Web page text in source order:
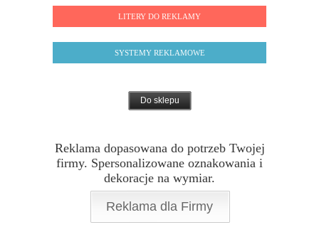
LITERY DO REKLAMY
SYSTEMY REKLAMOWE
Do sklepu
Reklama dopasowana do potrzeb Twojej
firmy. Spersonalizowane oznakowania i
dekoracje na wymiar.
Reklama dla Firmy